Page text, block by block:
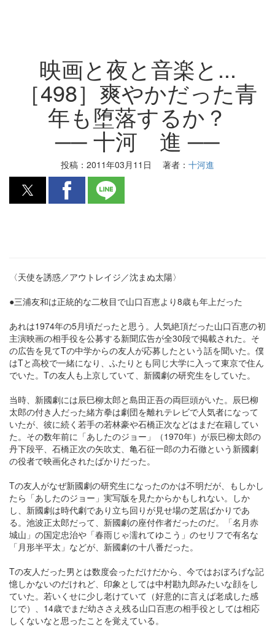
映画と夜と音楽と...
［498］爽やかだった青
年も堕落するか？
── 十河 進 ──
投稿： 2011年03月11日 著者： 十河進
〈天使を誘惑／アウトレイジ／沈まぬ太陽〉
●三浦友和は正統的な二枚目で山口百恵より8歳も年上だった
あれは1974年の5月頃だったと思う。人気絶頂だった山口百恵の初
主演映画の相手役を公募する新聞広告が全30段で掲載された。そ
の広告を見てTの中学からの友人が応募したという話を聞いた。僕
はTと高校で一緒になり、ふたりとも同じ大学に入って東京で住ん
でいた。Tの友人も上京していて、新國劇の研究生をしていた。
当時、新國劇には辰巳柳太郎と島田正吾の両巨頭がいた。辰巳柳
太郎の付き人だった緒方拳は劇団を離れテレビで人気者になって
いたが、彼に続く若手の若林豪や石橋正次などはまだ在籍してい
た。その数年前に「あしたのジョー」（1970年）が辰巳柳太郎の
丹下段平、石橋正次の矢吹丈、亀石征一郎の力石徹という新國劇
の役者で映画化されたばかりだった。
Tの友人がなぜ新國劇の研究生になったのかは不明だが、もしかし
たら「あしたのジョー」実写版を見たからかもしれない。しか
し、新國劇は時代劇であり立ち回りが見せ場の芝居ばかりであ
る。池波正太郎だって、新國劇の座付作者だったのだ。「名月赤
城山」の国定忠治や「春雨じゃ濡れてゆこう」のセリフで有名な
「月形半平太」などが、新國劇の十八番だった。
Tの友人だった男とは数度会っただけだから、今ではおぼろげな記
憶しかないのだけれど、印象としては中村勘九郎みたいな顔をし
ていた。若いくせに少し老けていて（好意的に言えば老成した感
じで）、14歳でまだ幼ささえ残る山口百恵の相手役としては相応
しくないなと思ったことを覚えている。